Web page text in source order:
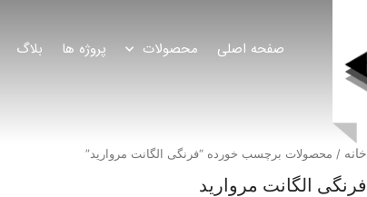
صفحه اصلی محصولات پروژه ها بلاگ
خانه / محصولات برچسب خورده “فرنگی الگانت مروارید”
فرنگی الگانت مروارید